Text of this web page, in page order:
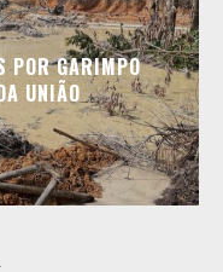
POR GARIMPO
UNIÃO